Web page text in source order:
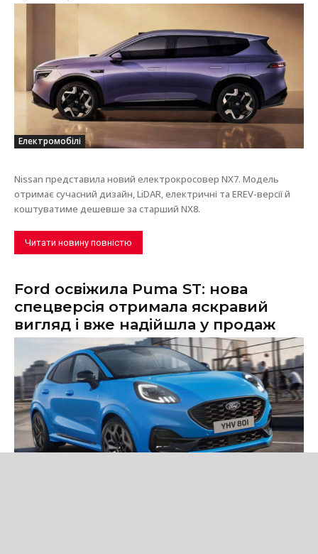
Електромобілі
Nissan представила новий електрокросовер NX7. Модель
отримає сучасний дизайн, LiDAR, електричні та EREV-версії й
коштуватиме дешевше за старший NX8.
Читати новину повністю
Ford освіжила Puma ST: нова
спецверсія отримала яскравий
вигляд і вже надійшла у продаж